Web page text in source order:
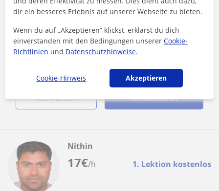
Programming Tutor who teach programming
I am Ali Akbar 25 years of old, I am doing Masters degree in AI
from Passau. I have 4 years of experience as Software
engineer in Software...
Mehr sehen Kontaktieren
17€/h 1. Lektion kostenlos
Nithin
dir ein besseres Erlebnis auf unserer Webseite zu bieten.
Wenn du auf „Akzeptieren” klickst, erklärst du dich
einverstanden mit den Bedingungen unsererCookie-
Richtlinien und Datenschutzhinweise.
Cookie-Hinweis Akzeptieren